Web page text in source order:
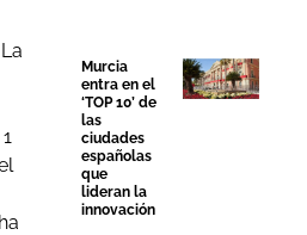
Murcia
entra en el
‘TOP 10’ de
las
ciudades
españolas
que
lideran la
innovación